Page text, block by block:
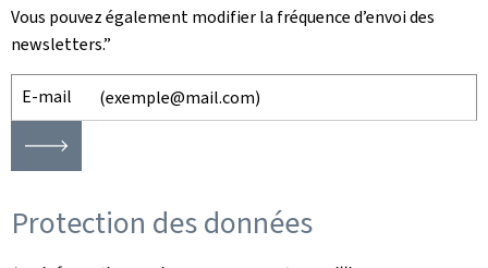
Vous pouvez également modifier la fréquence d’envoi des
newsletters.”
E-mail
🡒
Protection des données